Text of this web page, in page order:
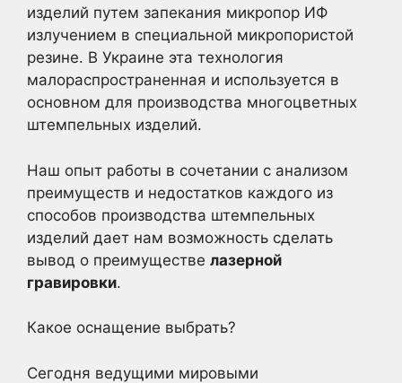
изделий путем запекания микропор ИФ
излучением в специальной микропористой
резине. В Украине эта технология
малораспространенная и используется в
основном для производства многоцветных
штемпельных изделий.
Наш опыт работы в сочетании с анализом
преимуществ и недостатков каждого из
способов производства штемпельных
изделий дает нам возможность сделать
вывод о преимуществе лазерной
гравировки.
Какое оснащение выбрать?
Сегодня ведущими мировыми